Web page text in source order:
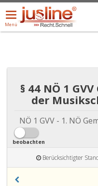
Menü
öffnen/schließen
Menü
ALLE DROPDOWN:
§ 44 NÖ 1
der
NÖ 1 GVV - 1. NÖ
beobachten
Berücksichtigter